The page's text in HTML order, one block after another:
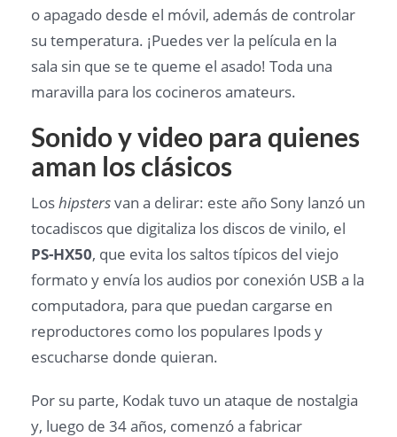
o apagado desde el móvil, además de controlar
su temperatura. ¡Puedes ver la película en la
sala sin que se te queme el asado! Toda una
maravilla para los cocineros amateurs.
Sonido y video para quienes
aman los clásicos
Loshipstersvan a delirar: este año Sony lanzó un
tocadiscos que digitaliza los discos de vinilo, el
PS-HX50, que evita los saltos típicos del viejo
formato y envía los audios por conexión USB a la
computadora, para que puedan cargarse en
reproductores como los populares Ipods y
escucharse donde quieran.
Por su parte, Kodak tuvo un ataque de nostalgia
y, luego de 34 años, comenzó a fabricar